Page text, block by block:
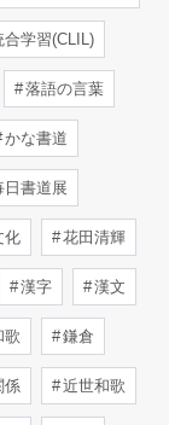
学習(CLIL)
落語の言葉
かな書道
書道展
花田清輝
漢字 漢文
鎌倉
係 近世和歌